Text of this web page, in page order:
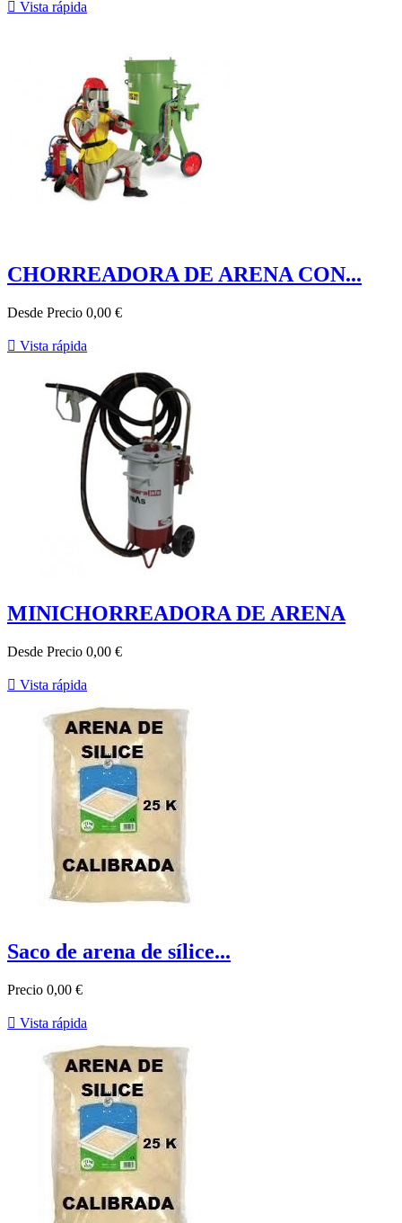
 Vista rápida
CHORREADORA DE ARENA CON...
Desde Precio 0,00 €
 Vista rápida
MINICHORREADORA DE ARENA
Desde Precio 0,00 €
 Vista rápida
Saco de arena de sílice...
Precio 0,00 €
 Vista rápida